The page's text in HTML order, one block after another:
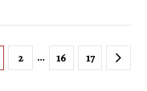
2 … 16 17